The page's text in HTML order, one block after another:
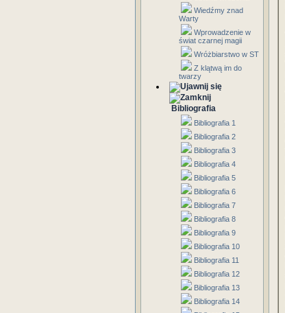
Wiedźmy znad
Warty
Wprowadzenie w
świat czarnej magii
Wróżbiarstwo w ST
Z klątwą im do
twarzy
Bibliografia
Bibliografia 1
Bibliografia 2
Bibliografia 3
Bibliografia 4
Bibliografia 5
Bibliografia 6
Bibliografia 7
Bibliografia 8
Bibliografia 9
Bibliografia 10
Bibliografia 11
Bibliografia 12
Bibliografia 13
Bibliografia 14